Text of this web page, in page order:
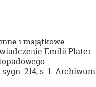
i majątkowe
Emilii Plater
214, s. 1. Archiwum